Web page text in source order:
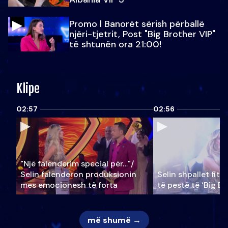
Promo l Banorët sërish përballë
njëri-tjetrit, Post "Big Brother VIP"
të shtunën ora 21:00!
Klipe
02:57
"Një falenderim special për…"/
Selin falënderon produksionin
mes emocionesh të forta
02:56
Selin shpallet
të pestë të ‘Big
më shumë →